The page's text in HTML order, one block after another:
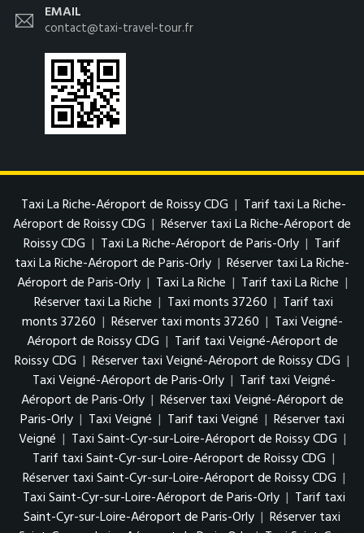
EMAIL
contact@taxi-travel-tour.fr
Taxi La Riche-Aéroport de Roissy CDG | Tarif taxi La Riche-
Aéroport de Roissy CDG | Réserver taxi La Riche-Aéroport de
Roissy CDG | Taxi La Riche-Aéroport de Paris-Orly | Tarif
taxi La Riche-Aéroport de Paris-Orly | Réserver taxi La Riche-
Aéroport de Paris-Orly | Taxi La Riche | Tarif taxi La Riche |
Réserver taxi La Riche | Taxi monts 37260 | Tarif taxi
monts 37260 | Réserver taxi monts 37260 | Taxi Veigné-
Aéroport de Roissy CDG | Tarif taxi Veigné-Aéroport de
Roissy CDG | Réserver taxi Veigné-Aéroport de Roissy CDG |
Taxi Veigné-Aéroport de Paris-Orly | Tarif taxi Veigné-
Aéroport de Paris-Orly | Réserver taxi Veigné-Aéroport de
Paris-Orly | Taxi Veigné | Tarif taxi Veigné | Réserver taxi
Veigné | Taxi Saint-Cyr-sur-Loire-Aéroport de Roissy CDG |
Tarif taxi Saint-Cyr-sur-Loire-Aéroport de Roissy CDG |
Réserver taxi Saint-Cyr-sur-Loire-Aéroport de Roissy CDG |
Taxi Saint-Cyr-sur-Loire-Aéroport de Paris-Orly | Tarif taxi
Saint-Cyr-sur-Loire-Aéroport de Paris-Orly | Réserver taxi